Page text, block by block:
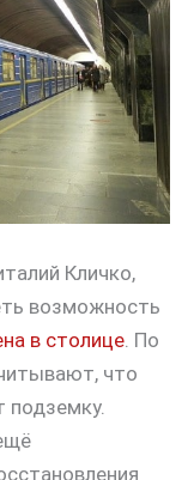
Кличко,
возможность
в столице . По
что